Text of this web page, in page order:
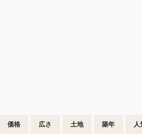
価格 広さ 土地 築年 人